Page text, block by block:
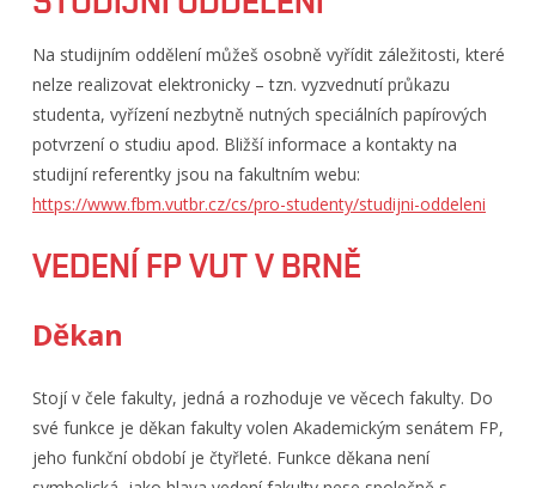
Na studijním oddělení můžeš osobně vyřídit záležitosti, které
nelze realizovat elektronicky – tzn. vyzvednutí průkazu
studenta, vyřízení nezbytně nutných speciálních papírových
potvrzení o studiu apod. Bližší informace a kontakty na
studijní referentky jsou na fakultním webu:
https://www.fbm.vutbr.cz/cs/pro-studenty/studijni-oddeleni
VEDENÍ FP VUT V BRNĚ
Děkan
Stojí v čele fakulty, jedná a rozhoduje ve věcech fakulty. Do
své funkce je děkan fakulty volen Akademickým senátem FP,
jeho funkční období je čtyřleté. Funkce děkana není